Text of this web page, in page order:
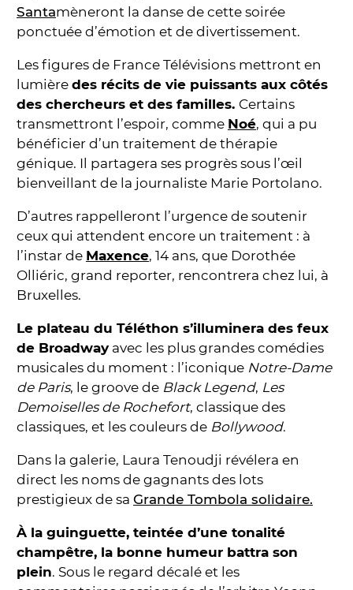
Santamèneront la danse de cette soirée
ponctuée d’émotion et de divertissement.
Les figures de France Télévisions mettront en
lumière des récits de vie puissants aux côtés
des chercheurs et des familles. Certains
transmettront l’espoir, comme Noé, qui a pu
bénéficier d’un traitement de thérapie
génique. Il partagera ses progrès sous l’œil
bienveillant de la journaliste Marie Portolano.
D’autres rappelleront l’urgence de soutenir
ceux qui attendent encore un traitement : à
l’instar de Maxence, 14 ans, que Dorothée
Olliéric, grand reporter, rencontrera chez lui, à
Bruxelles.
Le plateau du Téléthon s’illuminera des feux
de Broadwayavec les plus grandes comédies
musicales du moment : l’iconique Notre-Dame
de Paris, le groove de Black Legend, Les
Demoiselles de Rochefort, classique des
classiques, et les couleurs de Bollywood.
Dans la galerie, Laura Tenoudji révélera en
direct les noms de gagnants des lots
prestigieux de sa Grande Tombola solidaire.
À la guinguette, teintée d’une tonalité
champêtre, la bonne humeur battra son
plein. Sous le regard décalé et les